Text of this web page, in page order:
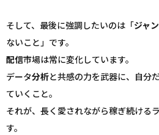
そして、最後に強調したいのは「ジャ
ないこと」です。
配信市場は常に変化しています。
データ分析と共感の力を武器に、自分
ていくこと。
それが、長く愛されながら稼ぎ続ける
す。